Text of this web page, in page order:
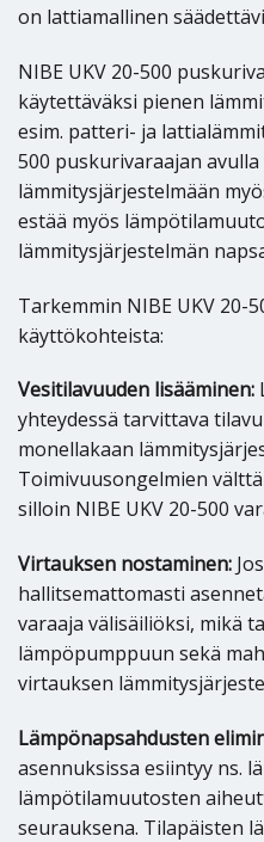
on lattiamallinen
NIBE UKV 20-500
käytettäväksi pienen
esim. patteri- ja
500 puskurivaraajan
lämmitysjärjestelmään
estää myös
lämmitysjärjestelmän
Tarkemmin NIBE UKV 20-
käyttökohteista:
Vesitilavuuden lisääminen:
yhteydessä tarvittava
monellakaan
Toimivuusongelmien
silloin NIBE UKV 20-500
Virtauksen nostaminen:
hallitsemattomasti
varaaja välisäiliöksi, mikä
lämpöpumppuun sekä
virtauksen
Lämpönapsahdusten
asennuksissa esiintyy ns.
lämpötilamuutosten
seurauksena. Tilapäisten